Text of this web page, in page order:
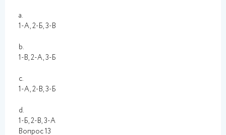
a.
1-А, 2-Б, 3-В
b.
1-В, 2-А, 3-Б
c.
1-А, 2-В, 3-Б
d.
1-Б, 2-В, 3-А
Вопрос 13